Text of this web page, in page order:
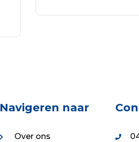
was:
is:
WINKELWAGEN
Navigeren naar
Over ons